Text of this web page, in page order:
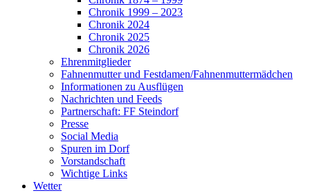
Chronik 1999 – 2023
Chronik 2024
Chronik 2025
Chronik 2026
Ehrenmitglieder
Fahnenmutter und Festdamen/Fahnenmuttermädchen
Informationen zu Ausflügen
Nachrichten und Feeds
Partnerschaft: FF Steindorf
Presse
Social Media
Spuren im Dorf
Vorstandschaft
Wichtige Links
Wetter